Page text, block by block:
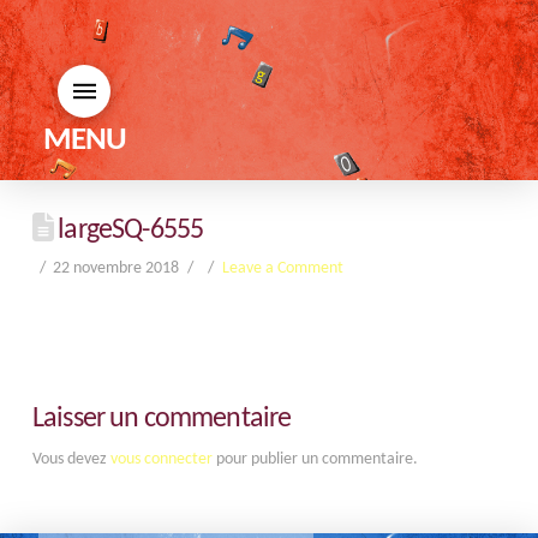
MENU
largeSQ-6555
22 novembre 2018 Leave a Comment
Laisser un commentaire
Vous devez vous connecterpour publier un commentaire.